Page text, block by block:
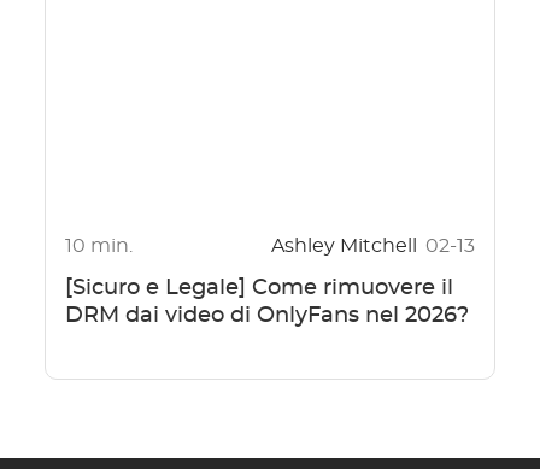
10 min. Ashley Mitchell 02-13
[Sicuro e Legale] Come rimuovere il
DRM dai video di OnlyFans nel 2026?